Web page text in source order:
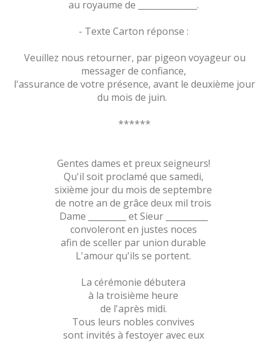
au royaume de ______________.
- Texte Carton réponse :
Veuillez nous retourner, par pigeon voyageur ou
messager de confiance,
l'assurance de votre présence, avant le deuxième jour
du mois de juin.
******
Gentes dames et preux seigneurs!
Qu'il soit proclamé que samedi,
sixième jour du mois de septembre
de notre an de grâce deux mil trois
Dame _________ et Sieur __________
convoleront en justes noces
afin de sceller par union durable
L'amour qu'ils se portent.
La cérémonie débutera
à la troisième heure
de l'après midi.
Tous leurs nobles convives
sont invités à festoyer avec eux